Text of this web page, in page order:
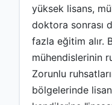
yüksek lisans,
doktora sonrası
fazla eğitim alır.
mühendislerinin
Zorunlu
bölgelerinde